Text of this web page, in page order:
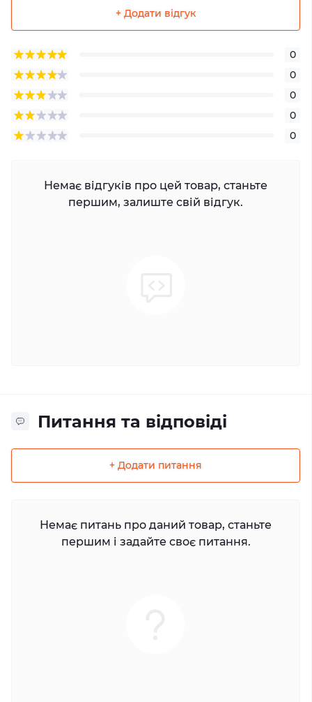
+ Додати відгук
0
0
0
0
0
Немає відгуків про цей товар, станьте
першим, залиште свій відгук.
Питання та відповіді
+ Додати питання
Немає питань про даний товар, станьте
першим і задайте своє питання.